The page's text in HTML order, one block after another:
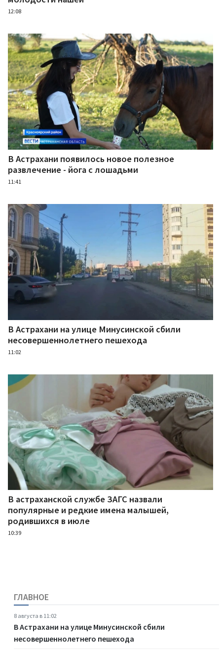
12:08
В Астрахани появилось новое полезное
развлечение - йога с лошадьми
11:41
В Астрахани на улице Минусинской сбили
несовершеннолетнего пешехода
11:02
В астраханской службе ЗАГС назвали
популярные и редкие имена малышей,
родившихся в июле
10:39
ГЛАВНОЕ
8 августа в 11:02
В Астрахани на улице Минусинской сбили
несовершеннолетнего пешехода